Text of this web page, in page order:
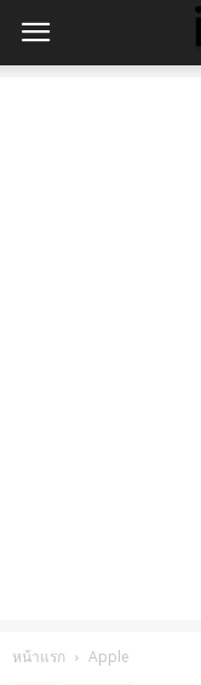
หน้าแรก Apple